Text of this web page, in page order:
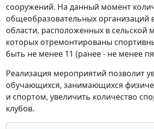
сооружений. На данный момент
общеобразовательных организаций
области, расположенных в сельской
которых отремонтированы
быть не менее 11 (ранее - не менее
Реализация мероприятий позволит
обучающихся, занимающихся
и спортом, увеличить количество
клубов.